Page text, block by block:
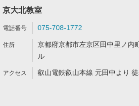
京大北教室
075-708-1772
京都府京都市左京区田中里ノ内
ル
叡山電鉄叡山本線 元田中より